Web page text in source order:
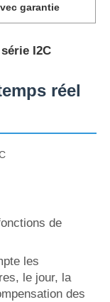
garantie
I2C
réel
de
les
le jour, la
des